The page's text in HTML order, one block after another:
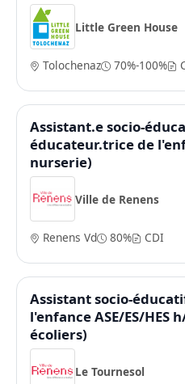
Little Green House
Tolochenaz 70%-100%
Assistant.e socio-
éducateur.trice de
nurserie)
Ville de Renens
Renens Vd 80% CDI
Assistant socio-
l'enfance ASE/ES/HES
écoliers)
Le Tournesol